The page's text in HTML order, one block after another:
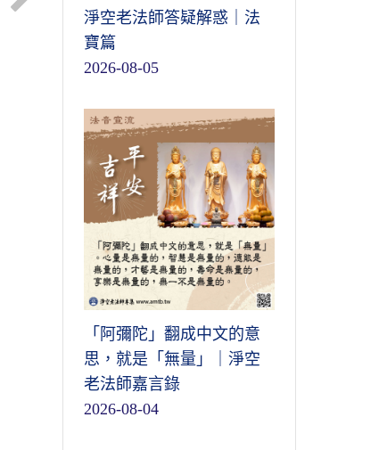
淨空老法師答疑解惑｜法
寶篇
2026-08-05
「阿彌陀」翻成中文的意
思，就是「無量」｜淨空
老法師嘉言錄
2026-08-04